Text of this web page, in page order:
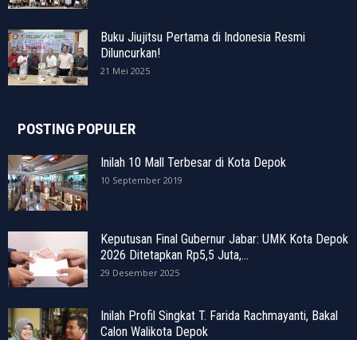
Buku Jiujitsu Pertama di Indonesia Resmi
Diluncurkan!
21 Mei 2025
POSTING POPULER
Inilah 10 Mall Terbesar di Kota Depok
10 September 2019
Keputusan Final Gubernur Jabar: UMK Kota Depok
2026 Ditetapkan Rp5,5 Juta,...
29 Desember 2025
Inilah Profil Singkat T. Farida Rachmayanti, Bakal
Calon Walikota Depok